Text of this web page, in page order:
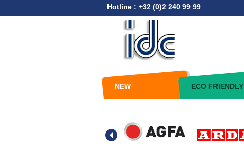
Hotline : +32 (0)2 240 99 99
NEW ECO FRIENDLY